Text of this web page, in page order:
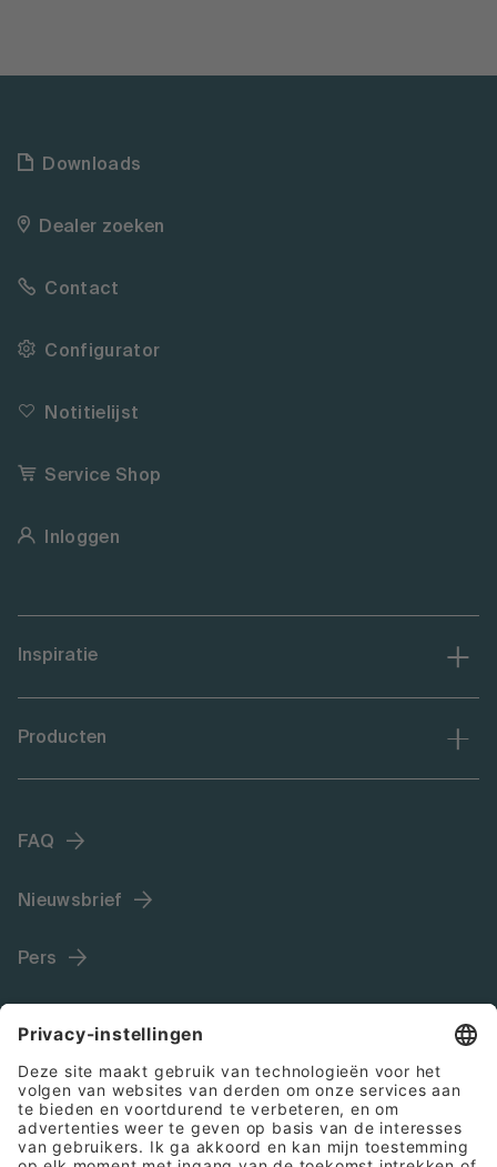
Downloads
Dealer zoeken
Contact
Configurator
Notitielijst
Service Shop
Inloggen
Inspiratie
Producten
FAQ
Nieuwsbrief
Pers